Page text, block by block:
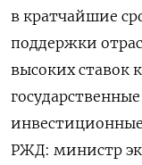
в кратчайшие
поддержки
высоких ставок
РЖД: министр